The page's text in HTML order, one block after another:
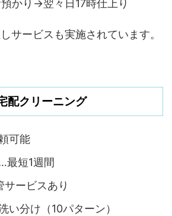
かり→翌々日17時仕上り
サービスも実施されています。
配クリーニング
可能
最短1週間
ービスあり
い分け（10パターン）